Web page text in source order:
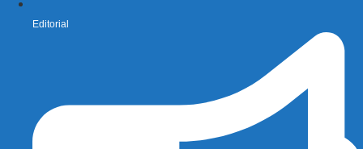
Editorial